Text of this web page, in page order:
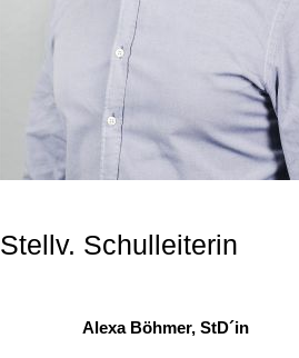
Stellv. Schulleiterin
Alexa Böhmer, StD´in